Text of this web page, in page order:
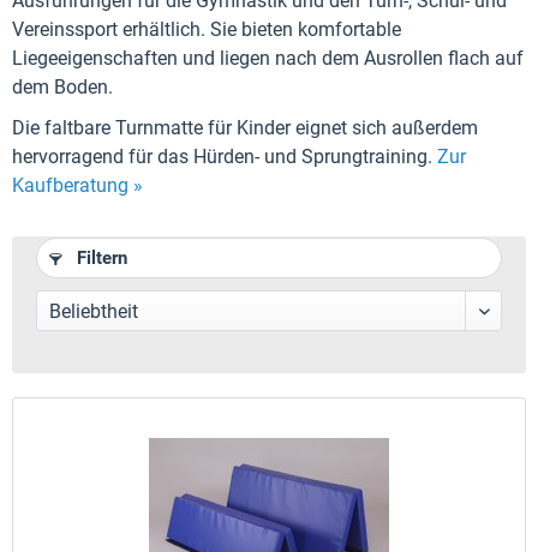
Vereinssport erhältlich. Sie bieten komfortable
Liegeeigenschaften und liegen nach dem Ausrollen flach auf
dem Boden.
Die faltbare Turnmatte für Kinder eignet sich außerdem
hervorragend für das Hürden- und Sprungtraining. Zur
Kaufberatung »
Filtern